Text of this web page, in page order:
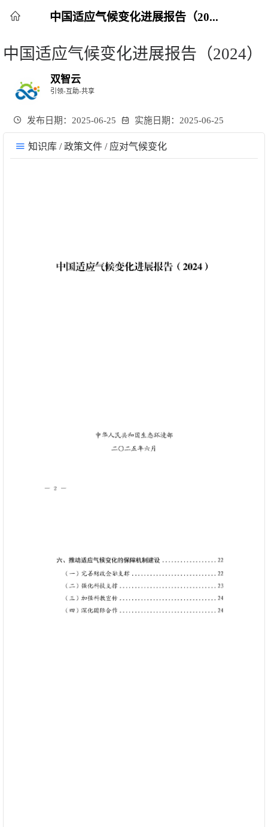
中国适应气候变化进展报告（20...
中国适应气候变化进展报告（2024）
双智云
引领-互助-共享
发布日期：2025-06-25 实施日期：2025-06-25
知识库 / 政策文件 / 应对气候变化